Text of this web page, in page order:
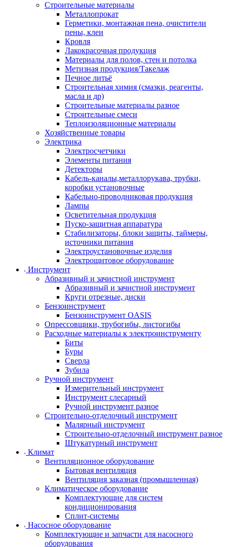
Строительные материалы
Металлопрокат
Герметики, монтажная пена, очистители
пены, клеи
Кровля
Лакокрасочная продукция
Материалы для полов, стен и потолка
Метизная продукция/Такелаж
Печное литьё
Строительная химия (смазки, реагенты,
масла и др)
Строительные материалы разное
Строительные смеси
Теплоизоляционные материалы
Хозяйственные товары
Электрика
Электросчетчики
Элементы питания
Детекторы
Кабель-каналы,металлорукава, трубки,
коробки установочные
Кабельно-проводниковая продукция
Лампы
Осветительная продукция
Пуско-защитная аппаратура
Стабилизаторы, блоки защиты, таймеры,
источники питания
Электроустановочные изделия
Электрощитовое оборудование
Инструмент
Абразивный и зачистной инструмент
Абразивный и зачистной инструмент
Круги отрезные, диски
Бензоинструмент
Бензоинструмент OASIS
Опрессовщики, трубогибы, листогибы
Расходные материалы к электроинструменту
Биты
Буры
Сверла
Зубила
Ручной инструмент
Измерительный инструмент
Инструмент слесарный
Ручной инструмент разное
Строительно-отделочный инструмент
Малярный инструмент
Строительно-отделочный инструмент разное
Штукатурный инструмент
Климат
Вентиляционное оборудование
Бытовая вентиляция
Вентиляция заказная (промышленная)
Климатическое оборудование
Комплектующие для систем
кондиционирования
Сплит-системы
Насосное оборудование
Комплектующие и запчасти для насосного
оборудования